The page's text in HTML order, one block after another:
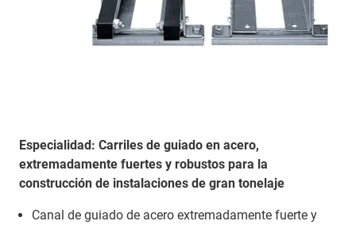
Especialidad: Carriles de guiado en acero,
extremadamente fuertes y robustos para la
construcción de instalaciones de gran tonelaje
Canal de guiado de acero extremadamente fuerte y